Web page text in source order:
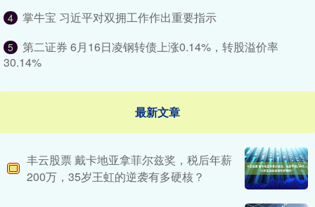
4 掌牛宝 习近平对双拥工作作出重要指示
5
第二证券 6月16日凌钢转债上涨0.14%，转股溢价率
30.14%
最新文章
丰云股票 戴卡地亚拿菲尔兹奖，税后年薪
200万，35岁王虹的逆袭有多硬核？